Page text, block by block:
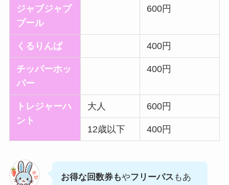
ジャブジャブ
プール
600円
くるりんぱ 400円
チッパーホッ
パー
400円
トレジャーハ
ント
大人 600円
12歳以下 400円
お得な回数券もやフリーパス もあ